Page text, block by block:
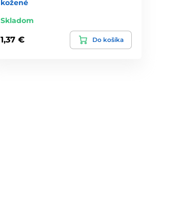
kožené
Skladom
1,37 € Do košíka